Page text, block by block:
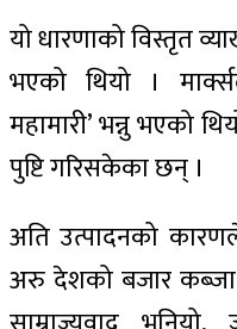
यो धारणाको विस्तृत
भएको थियो ।
महामारी’ भन्नु भएको
पुष्टि गरिसकेका छन् ।
अति उत्पादनको
अरु देशको बजार कब्जा